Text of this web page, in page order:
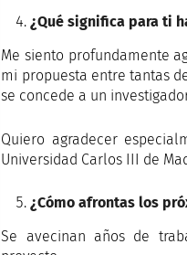
¿Qué significa para ti
Me siento profundamente
mi propuesta entre tantas
se concede a un
Quiero agradecer
Universidad Carlos III de
¿Cómo afrontas los
Se avecinan años de